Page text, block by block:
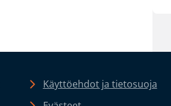
Käyttöehdot ja tietosuoja